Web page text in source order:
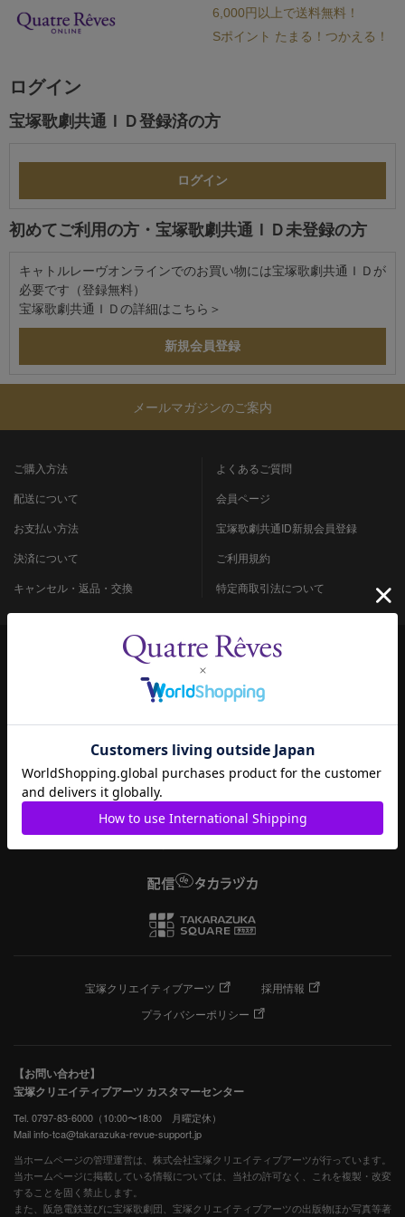
6,000円以上で送料無料！
Sポイント たまる！つかえる！
ログイン
宝塚歌劇共通ＩＤ登録済の方
初めてご利用の方・宝塚歌劇共通ＩＤ未登録の方
キャトルレーヴオンラインでのお買い物には宝塚歌劇共通ＩＤが
必要です（登録無料）
宝塚歌劇共通ＩＤの詳細は こちら＞
メールマガジンのご案内
ご購入方法
配送について
お支払い方法
決済について
キャンセル・返品・交換
よくあるご質問
会員ページ
宝塚歌劇共通ID新規会員登録
ご利用規約
特定商取引法について
宝塚クリエイティブアーツ
採用情報
プライバシーポリシー
【お問い合わせ】
宝塚クリエイティブアーツ カスタマーセンター
Tel. 0797-83-6000（10:00〜18:00 月曜定休）
Mail info-tca@takarazuka-revue-support.jp
当ホームページの管理運営は、株式会社宝塚クリエイティブアーツが行っています。
当ホームページに掲載している情報については、当社の許可なく、これを複製・改変
することを固く禁止します。
また、阪急電鉄並びに宝塚歌劇団、宝塚クリエイティブアーツの出版物ほか写真等著